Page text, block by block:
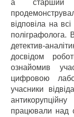
а старший
відповіла на
поліграфолога.
детектив-
досвідом
ознайомив
цифровою
учасники
працювали над